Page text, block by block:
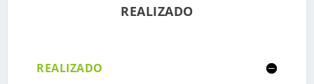
REALIZADO
REALIZADO